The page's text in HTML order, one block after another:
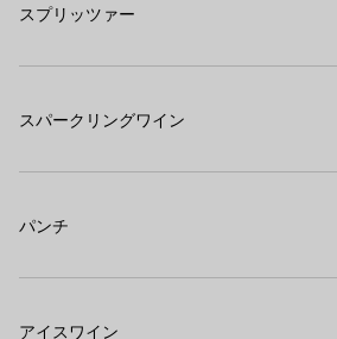
スプリッツァー
スパークリングワイン
パンチ
アイスワイン